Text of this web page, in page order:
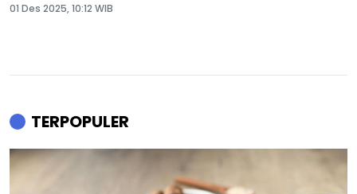
01 Des 2025, 10:12 WIB
TERPOPULER